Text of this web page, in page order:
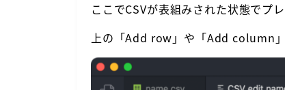
ここでCSVが表組みされた状態でプ
上の「Add row」や「Add column」